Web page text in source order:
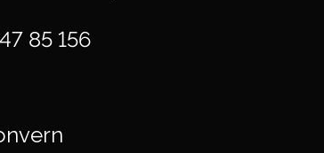
85 156